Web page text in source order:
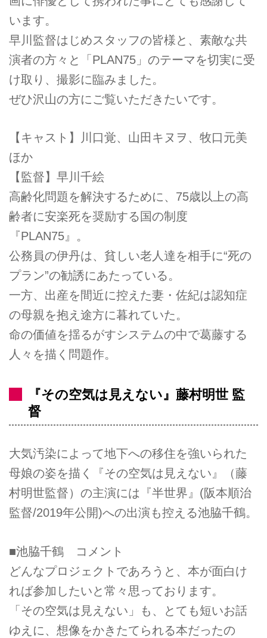
います。
早川監督はじめスタッフの皆様と、素敵な共
演者の方々と「PLAN75」のテーマを切実に受
け取り、撮影に臨みました。
ぜひ沢山の方にご覧いただきたいです。
【キャスト】川口覚、山田キヌヲ、牧口元美
ほか
【監督】早川千絵
高齢化問題を解決するために、75歳以上の高
齢者に安楽死を奨励する国の制度
『PLAN75』。
公務員の伊丹は、貧しい老人達を相手に“死の
プラン”の勧誘にあたっている。
一方、出産を間近に控えた妻・佐紀は認知症
の母親を抱え途方に暮れていた。
命の価値を揺るがすシステムの中で葛藤する
人々を描く問題作。
『その空気は見えない』藤村明世 監
督
大気汚染によって地下への移住を強いられた
母娘の姿を描く『その空気は見えない』（藤
村明世監督）の主演には『半世界』(阪本順治
監督/2019年公開)への出演も控える池脇千鶴。
■池脇千鶴 コメント
どんなプロジェクトであろうと、本が面白け
れば参加したいと常々思っております。
「その空気は見えない」も、とても短いお話
ゆえに、想像をかきたてられる本だったの